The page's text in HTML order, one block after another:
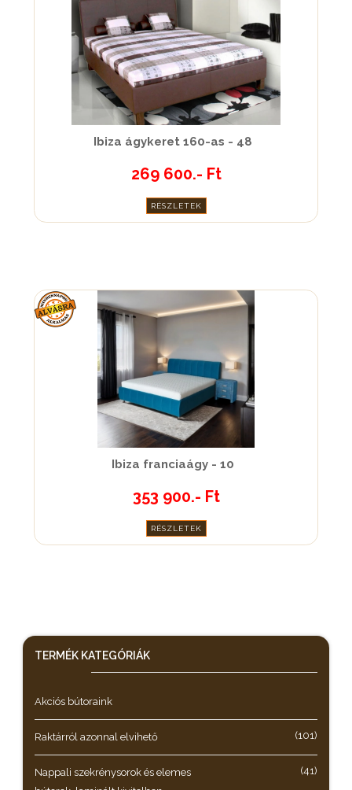
Ibiza ágykeret 160-as - 48
269 600.- Ft
RÉSZLETEK
Ibiza franciaágy - 10
353 900.- Ft
RÉSZLETEK
TERMÉK KATEGÓRIÁK
Akciós bútoraink
Raktárról azonnal elvihető (101)
Nappali szekrénysorok és elemes
(41)